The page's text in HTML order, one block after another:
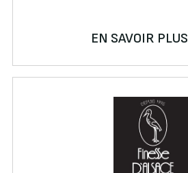
EN SAVOIR PLUS